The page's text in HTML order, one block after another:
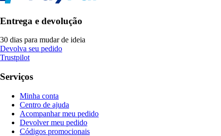
Entrega e devolução
30 dias para mudar de ideia
Devolva seu pedido
Trustpilot
Serviços
Minha conta
Centro de ajuda
Acompanhar meu pedido
Devolver meu pedido
Códigos promocionais